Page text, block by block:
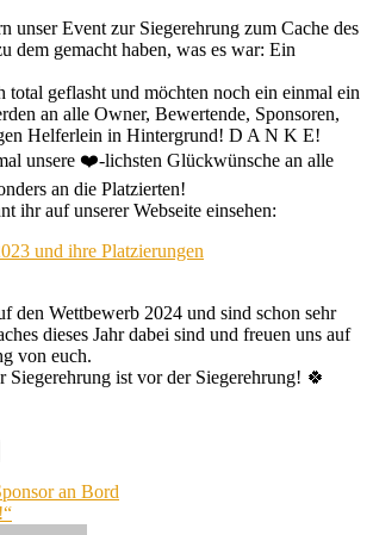
unser Event zur Siegerehrung zum Cache des
dem gemacht haben, was es war: Ein
total geflasht und möchten noch ein einmal ein
an alle Owner, Bewertende, Sponsoren,
Helferlein in Hintergrund! D A N K E!
unsere ❤️-lichsten Glückwünsche an alle
an die Platzierten!
ihr auf unserer Webseite einsehen:
und ihre Platzierungen
den Wettbewerb 2024 und sind schon sehr
dieses Jahr dabei sind und freuen uns auf
von euch.
Siegerehrung ist vor der Siegerehrung! 🍀
an Bord